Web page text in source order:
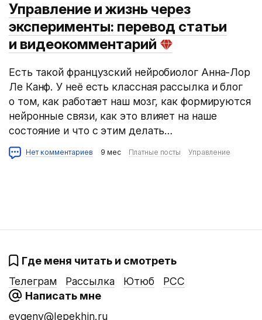
Управление и жизнь через
эксперименты: перевод статьи
и видеокомментарий
Есть такой французский нейробиолог Анна-Лор
Ле Канф. У неё есть классная рассылка и блог
о том, как работает наш мозг, как формируются
нейронные связи, как это влияет на наше
состояние и что с этим делать…
Нет комментариев 9 мес Платные посты Управление
Где меня читать и смотреть
Телеграм
Рассылка Ютюб
РСС
Написать мне
evgeny@lepekhin.ru